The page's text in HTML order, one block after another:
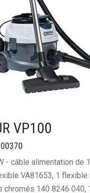
VP100
- câble alimentation de
VA81653, 1
chromés 140 8246 040,